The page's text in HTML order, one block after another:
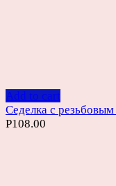
Add to cart
Седелка с
Р108.00